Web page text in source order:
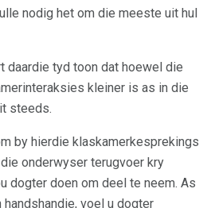
nodig het om die meeste uit hul
daardie tyd toon dat hoewel die
kleiner is as in die
steeds.
by hierdie klaskamerkesprekings
onderwyser terugvoer kry
dogter doen om deel te neem. As
voel u dogter